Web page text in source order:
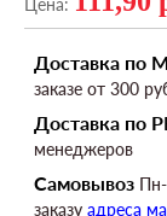
Цена:
Доставка по
заказе от 300
Доставка по
менеджеров
Самовывоз
заказу адреса